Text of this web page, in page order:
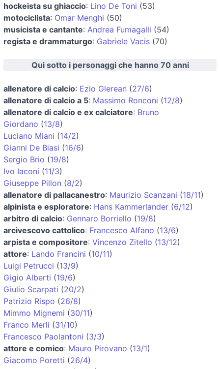
hockeista su ghiaccio: Lino De Toni (53)
motociclista: Omar Menghi (50)
musicista e cantante: Andrea Fumagalli (54)
regista e drammaturgo: Gabriele Vacis (70)
Qui sotto i personaggi che hanno 70 anni
allenatore di calcio: Ezio Glerean (27/6)
allenatore di calcio a 5: Massimo Ronconi (12/8)
allenatore di calcio e ex calciatore: Bruno
Giordano (13/8)
Luciano Miani (14/2)
Gianni De Biasi (16/6)
Sergio Brio (19/8)
Ivo Iaconi (11/3)
Giuseppe Pillon (8/2)
allenatore di pallacanestro: Maurizio Scanzani (18/11)
alpinista e esploratore: Hans Kammerlander (6/12)
arbitro di calcio: Gennaro Borriello (19/8)
arcivescovo cattolico: Francesco Alfano (13/6)
arpista e compositore: Vincenzo Zitello (13/12)
attore: Lando Francini (10/11)
Luigi Petrucci (13/9)
Gigio Alberti (19/6)
Giulio Scarpati (20/2)
Patrizio Rispo (26/8)
Mimmo Mignemi (30/11)
Franco Merli (31/10)
Francesco Paolantoni (3/3)
attore e comico: Mauro Pirovano (13/1)
Giacomo Poretti (26/4)